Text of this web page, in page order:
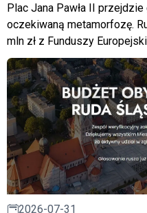
Plac Jana Pawła II przejdzie
oczekiwaną metamorfozę.
mln zł z Funduszy
2026-07-31